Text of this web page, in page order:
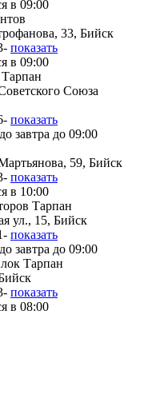
в 09:00
33, Бийск
показать
в 09:00
Союза
показать
завтра до 09:00
59, Бийск
показать
в 10:00
Тарпан
ул., 15, Бийск
показать
завтра до 09:00
Тарпан
показать
в 08:00